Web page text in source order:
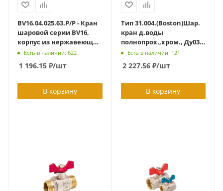
BV16.04.025.63.Р/Р - Кран
шаровой серии BV16,
корпус из нержавеющей
стали, полупроходной
DN025 PN63, тип
присоединения -
Есть в наличии: 622
1 196.15 ₽/шт
В корзину
Тип 31.004.(Boston)Шар.
кран д.воды
полнопрох.,хром., Ду032,
Ру30, Траб=95,Тмах=140
гр.,внутр.р-ба, рукоятка
обычная
Есть в наличии: 121
2 227.56₽/шт
В корзину